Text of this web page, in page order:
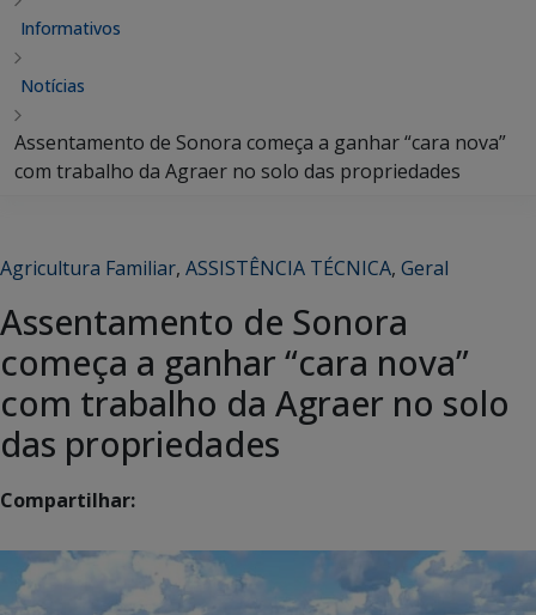
Informativos
Notícias
Assentamento de Sonora começa a ganhar “cara nova”
com trabalho da Agraer no solo das propriedades
Agricultura Familiar, ASSISTÊNCIA TÉCNICA, Geral
Assentamento de Sonora
começa a ganhar “cara nova”
com trabalho da Agraer no solo
das propriedades
Compartilhar: